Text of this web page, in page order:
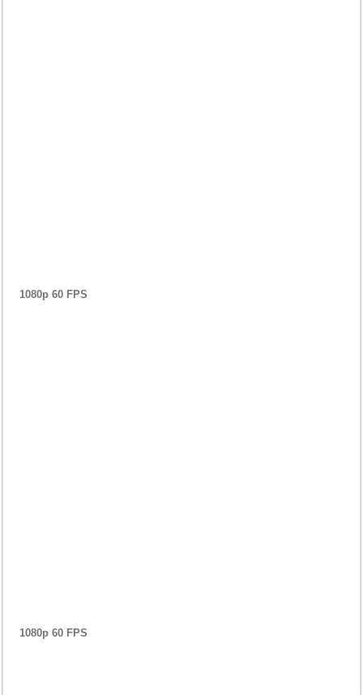
1080p 60 FPS
1080p 60 FPS